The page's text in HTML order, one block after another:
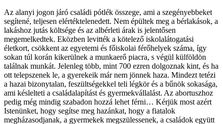
Az alanyi jogon járó családi pótlék összege, ami a szegényebbeket
segítené, teljesen elértéktelenedett. Nem épültek meg a bérlakások, a
lakáshoz jutás költsége és az albérleti árak is jelentősen
megemelkedtek. Eközben levitték a kötelező iskolalátogatási
életkort, csökkent az egyetemi és főiskolai férőhelyek száma, így
sokan túl korán kikerülnek a munkaerő piacra, s végül külföldön
találnak munkát. Jelenleg több, mint 700 ezren dolgoznak kint, és ha
ott telepszenek le, a gyerekeik már nem jönnek haza. Mindezt tetézi
a hazai bizonytalan, feszültségekkel teli légkör és a bűnök sokasága,
ami késlelteti a családalapítást és gyermekvállalást. Az abortuszhoz
pedig még mindig szabadon hozzá lehet férni… Kérjük most azért
Istenünket, hogy segítse meg hazánkat, hogy a fiatalok
megházasodjanak, a gyermekek megszülessenek, a családok együtt